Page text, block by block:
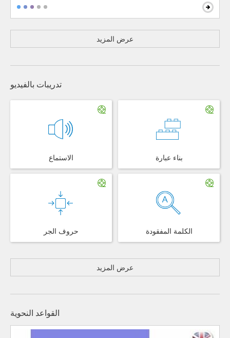
عرض المزيد
تدريبات بالفيديو
الاستماع بناء عبارة
حروف الجر الكلمة المفقودة
عرض المزيد
القواعد النحوية